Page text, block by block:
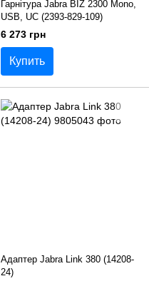
Гарнітура Jabra BIZ 2300 Mono,
USB, UC (2393-829-109)
6 273 грн
Купить
Адаптер Jabra Link 380 (14208-
24)